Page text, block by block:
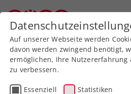
Zurück zur Newsübersicht
ATP
Auf unserer Webseite werden
davon werden zwingend benötigt,
ermöglichen, Ihre Nutzererfahrung
zu verbessern.
Essenziell Statistiken